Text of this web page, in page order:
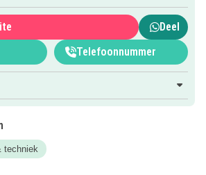
ook leuke kinderfeestjes..
je enorm veel leuke kinderuitjes
in
Deel
Telefoonnummer
techniek